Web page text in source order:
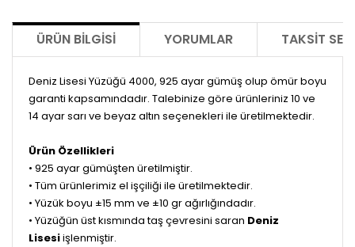
ÜRÜN BILGISI YORUMLAR TAKSIT
Deniz Lisesi Yüzüğü 4000, 925 ayar gümüş olup ömür boyu
garanti kapsamındadır. Talebinize göre ürünleriniz 10 ve
14 ayar sarı ve beyaz altın seçenekleri ile üretilmektedir.
Ürün Özellikleri
• 925 ayar gümüşten üretilmiştir.
• Tüm ürünlerimiz el işçiliği ile üretilmektedir.
• Yüzük boyu ±15 mm ve ±10 gr ağırlığındadır.
• Yüzüğün üst kısmında taş çevresini saran Deniz
Lisesiişlenmiştir.